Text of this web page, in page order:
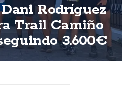
Rodríguez
Trail Camiño
3.600€